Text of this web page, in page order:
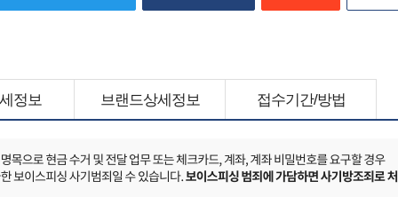
정보 브랜드상세정보 접수기간/방법